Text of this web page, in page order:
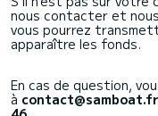
nous contacter et
vous pourrez
apparaître les fonds.
En cas de question,
à contact@samboat.fr